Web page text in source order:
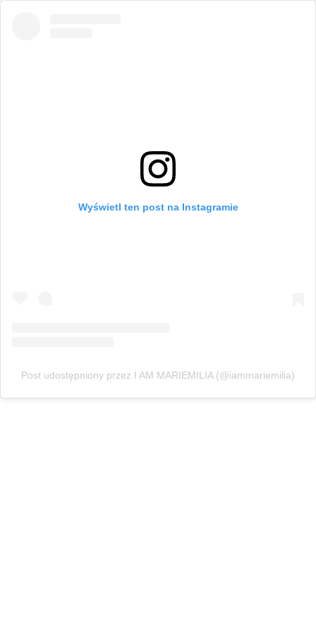
Wyświetl ten post na Instagramie
Post udostępniony przez I AM MARIEMILIA (@iammariemilia)